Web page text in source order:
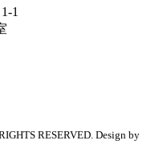
1
RESERVED. Design by